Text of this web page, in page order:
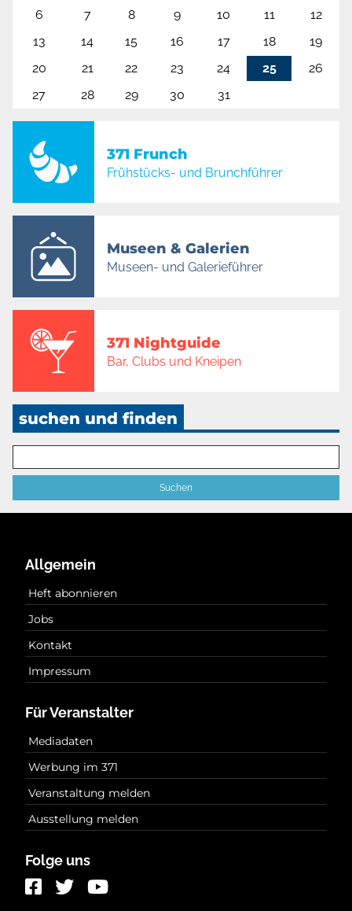
6
7 8 9 10 11
12
13
14 15 16 17 18
19
20
21 22 23 24 25
26
27
28 29 30 31
371 Frunch
Frühstücks- und Brunchführer
Museen & Galerien
Museen- und Galerieführer
371 Nightguide
Bar, Clubs und Kneipen
suchen und finden
Allgemein
Heft abonnieren
Jobs
Kontakt
Impressum
Für Veranstalter
Mediadaten
Werbung im 371
Veranstaltung melden
Ausstellung melden
Folge uns